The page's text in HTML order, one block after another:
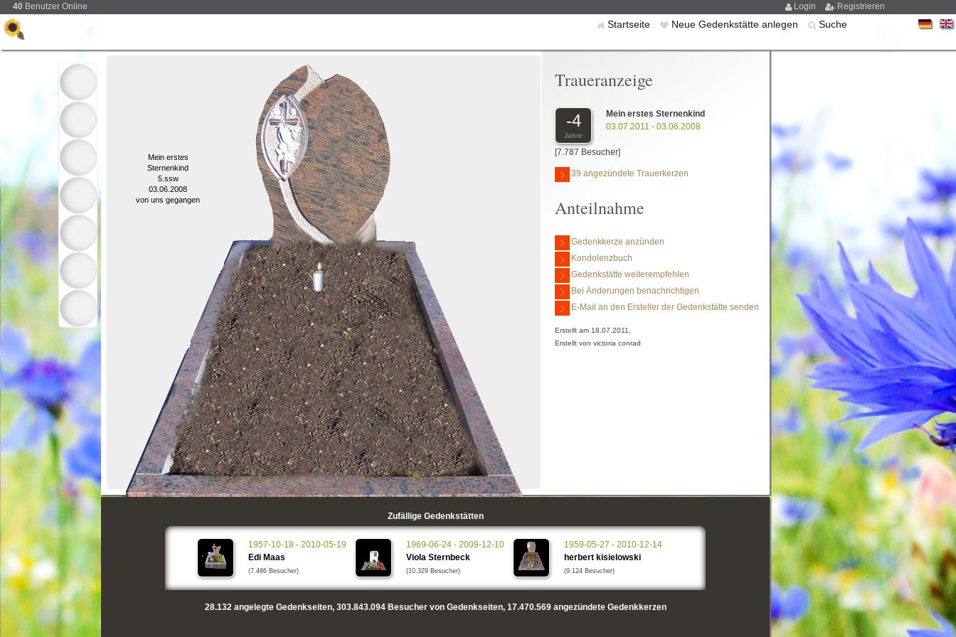
40 Benutzer Online Login Registrieren
Startseite Neue Gedenkstätte anlegen Suche
Mein erstes
Sternenkind
5.ssw
03.06.2008
von uns gegangen
Traueranzeige
-4
Jahre
Mein erstes Sternenkind
03.07.2011 - 03.06.2008
[7.787 Besucher]
39 angezündete Trauerkerzen
Anteilnahme
Gedenkkerze anzünden
Kondolenzbuch
Gedenkstätte weiterempfehlen
Bei Änderungen benachrichtigen
E-Mail an den Ersteller der Gedenkstätte senden
Erstellt am 18.07.2011,
Erstellt von victoria conrad
Zufällige Gedenkstätten
1957-10-18 - 2010-05-19
Edi Maas
(7.486 Besucher)
1969-06-24 - 2009-12-10
Viola Sternbeck
(10.329 Besucher)
1959-05-27 - 2010-12-14
herbert kisielowski
(9.124 Besucher)
28.132angelegte Gedenkseiten, 303.843.094Besucher von Gedenkseiten, 17.470.569angezündete Gedenkkerzen